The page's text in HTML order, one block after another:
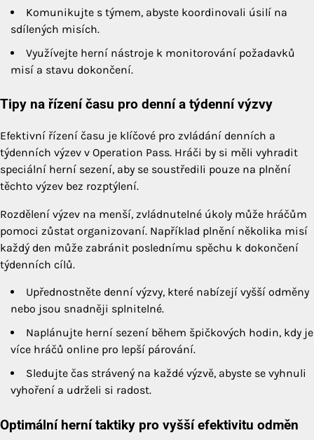
Komunikujte s týmem, abyste koordinovali úsilí na
sdílených misích.
Využívejte herní nástroje k monitorování požadavků
misí a stavu dokončení.
Tipy na řízení času pro denní a týdenní výzvy
Efektivní řízení času je klíčové pro zvládání denních a
týdenních výzev v Operation Pass. Hráči by si měli vyhradit
speciální herní sezení, aby se soustředili pouze na plnění
těchto výzev bez rozptýlení.
Rozdělení výzev na menší, zvládnutelné úkoly může hráčům
pomoci zůstat organizovaní. Například plnění několika misí
každý den může zabránit poslednímu spěchu k dokončení
týdenních cílů.
Upřednostněte denní výzvy, které nabízejí vyšší odměny
nebo jsou snadněji splnitelné.
Naplánujte herní sezení během špičkových hodin, kdy je
více hráčů online pro lepší párování.
Sledujte čas strávený na každé výzvě, abyste se vyhnuli
vyhoření a udrželi si radost.
Optimální herní taktiky pro vyšší efektivitu odměn